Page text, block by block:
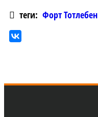
теги: Форт Тотлебен